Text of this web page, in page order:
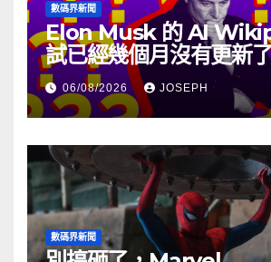
數碼界新聞
Elon Musk 的 AI
試已經幾個月沒有更新
06/08/2026 JOSEPH
數碼界新聞